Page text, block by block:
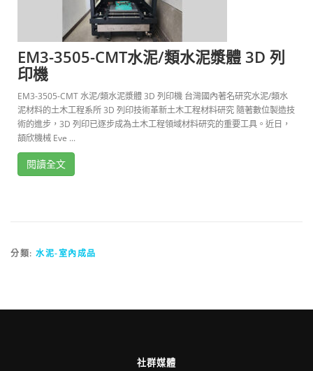
EM3-3505-CMT水泥/類水泥漿體 3D 列
印機
EM3-3505-CMT 水泥/類水泥漿體 3D 列印機 台灣國內著名研究水泥/類水
泥材料的土木工程系所 3D 列印技術革新土木工程材料研究 隨著數位製造技
術的進步，3D 列印已逐步成為土木工程領域材料研究的重要工具。近日，
頡欣機械 Eve ...
閱讀全文
分類: 水泥-室內成品
社群媒體